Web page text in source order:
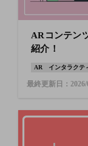
ARコンテン
紹介！
AR インタラクテ
最終更新日：2026/